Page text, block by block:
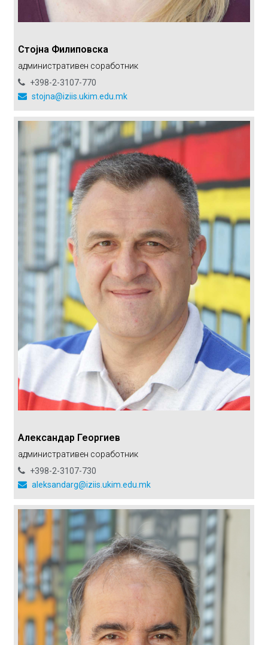
Стојна Филиповска
административен соработник
+398-2-3107-770
stojna@iziis.ukim.edu.mk
Александар Георгиев
административен соработник
+398-2-3107-730
aleksandarg@iziis.ukim.edu.mk